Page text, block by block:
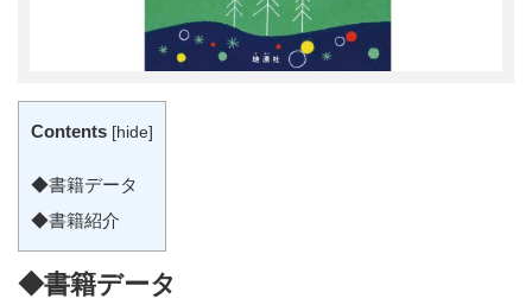
Contents [hide]
◆書籍データ
◆書籍紹介
◆書籍データ